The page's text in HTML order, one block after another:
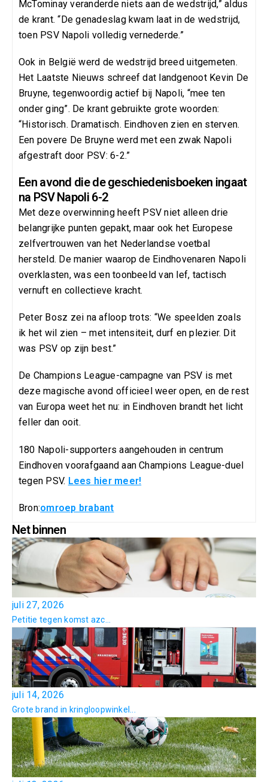
McTominay veranderde niets aan de wedstrijd,” aldus
de krant. “De genadeslag kwam laat in de wedstrijd,
toen PSV Napoli volledig vernederde.”
Ook in België werd de wedstrijd breed uitgemeten.
Het Laatste Nieuws schreef dat landgenoot Kevin De
Bruyne, tegenwoordig actief bij Napoli, “mee ten
onder ging”. De krant gebruikte grote woorden:
“Historisch. Dramatisch. Eindhoven zien en sterven.
Een povere De Bruyne werd met een zwak Napoli
afgestraft door PSV: 6-2.”
Een avond die de geschiedenisboeken ingaat
na PSV Napoli 6-2
Met deze overwinning heeft PSV niet alleen drie
belangrijke punten gepakt, maar ook het Europese
zelfvertrouwen van het Nederlandse voetbal
hersteld. De manier waarop de Eindhovenaren Napoli
overklasten, was een toonbeeld van lef, tactisch
vernuft en collectieve kracht.
Peter Bosz zei na afloop trots: “We speelden zoals
ik het wil zien – met intensiteit, durf en plezier. Dit
was PSV op zijn best.”
De Champions League-campagne van PSV is met
deze magische avond officieel weer open, en de rest
van Europa weet het nu: in Eindhoven brandt het licht
feller dan ooit.
180 Napoli-supporters aangehouden in centrum
Eindhoven voorafgaand aan Champions League-duel
tegen PSV. Lees hier meer!
Bron:omroep brabant
Net binnen
juli 27, 2026
Petitie tegen komst azc...
juli 14, 2026
Grote brand in kringloopwinkel...